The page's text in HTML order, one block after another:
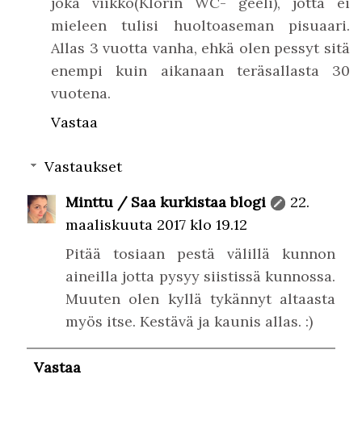
mieleen tulisi huoltoaseman pisuaari.
Allas 3 vuotta vanha, ehkä olen pessyt sitä
enempi kuin aikanaan teräsallasta 30
vuotena.
Vastaa
Vastaukset
Minttu / Saa kurkistaa blogi
22.
maaliskuuta 2017 klo 19.12
Pitää tosiaan pestä välillä kunnon
aineilla jotta pysyy siistissä kunnossa.
Muuten olen kyllä tykännyt altaasta
myös itse. Kestävä ja kaunis allas. :)
Vastaa